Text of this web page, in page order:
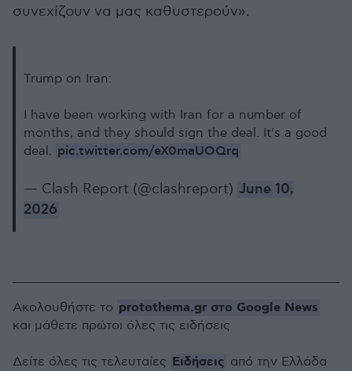
συνεχίζουν να μας καθυστερούν».
Trump on Iran:
I have been working with Iran for a number of
months, and they should sign the deal. It's a good
deal. pic.twitter.com/eX0maUOQrq
— Clash Report (@clashreport) June 10,
2026
Ακολουθήστε το protothema.gr στο Google News
και μάθετε πρώτοι όλες τις ειδήσεις
Δείτε όλες τις τελευταίες Ειδήσεις από την Ελλάδα